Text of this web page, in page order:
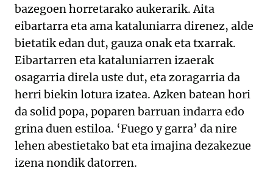
bazegoen horretarako aukerarik. Aita
eibartarra eta ama kataluniarra direnez, alde
bietatik edan dut, gauza onak eta txarrak.
Eibartarren eta kataluniarren izaerak
osagarria direla uste dut, eta zoragarria da
herri biekin lotura izatea. Azken batean hori
da solid popa, poparen barruan indarra edo
grina duen estiloa. ‘Fuego y garra’ da nire
lehen abestietako bat eta imajina dezakezue
izena nondik datorren.